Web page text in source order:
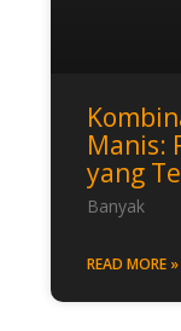
Manis:
yang
Banyak
READ MORE »